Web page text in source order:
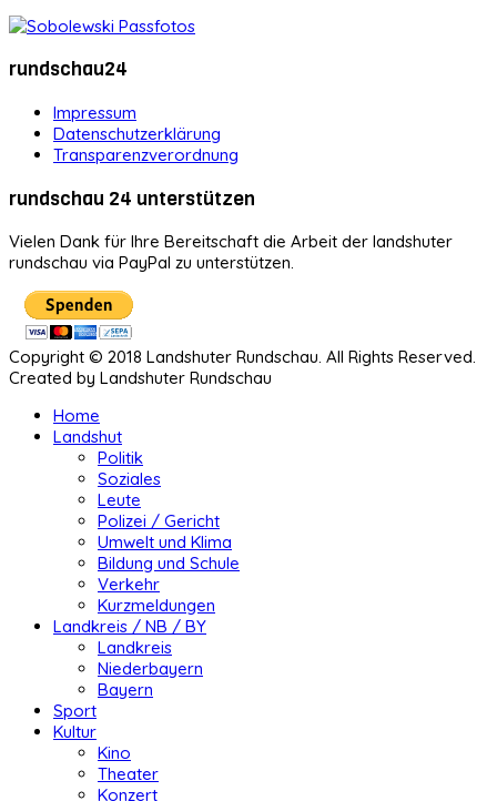
rundschau24
Impressum
Datenschutzerklärung
Transparenzverordnung
rundschau 24 unterstützen
Vielen Dank für Ihre Bereitschaft die Arbeit der landshuter
rundschau via PayPal zu unterstützen.
Copyright © 2018 Landshuter Rundschau. All Rights Reserved.
Created by Landshuter Rundschau
Home
Landshut
Politik
Soziales
Leute
Polizei / Gericht
Umwelt und Klima
Bildung und Schule
Verkehr
Kurzmeldungen
Landkreis / NB / BY
Landkreis
Niederbayern
Bayern
Sport
Kultur
Kino
Theater
Konzert